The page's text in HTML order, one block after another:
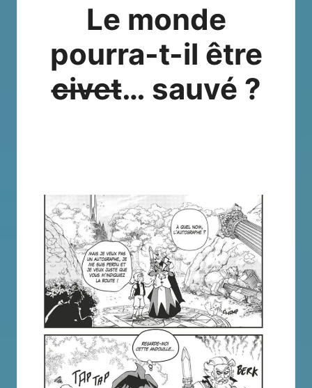
Le monde
pourra-t-il être
civet… sauvé ?